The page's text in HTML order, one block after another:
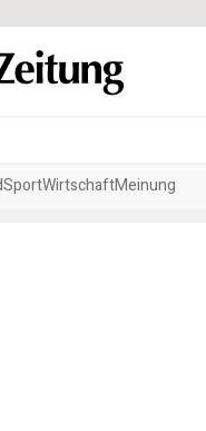
SportWirtschaftMeinung